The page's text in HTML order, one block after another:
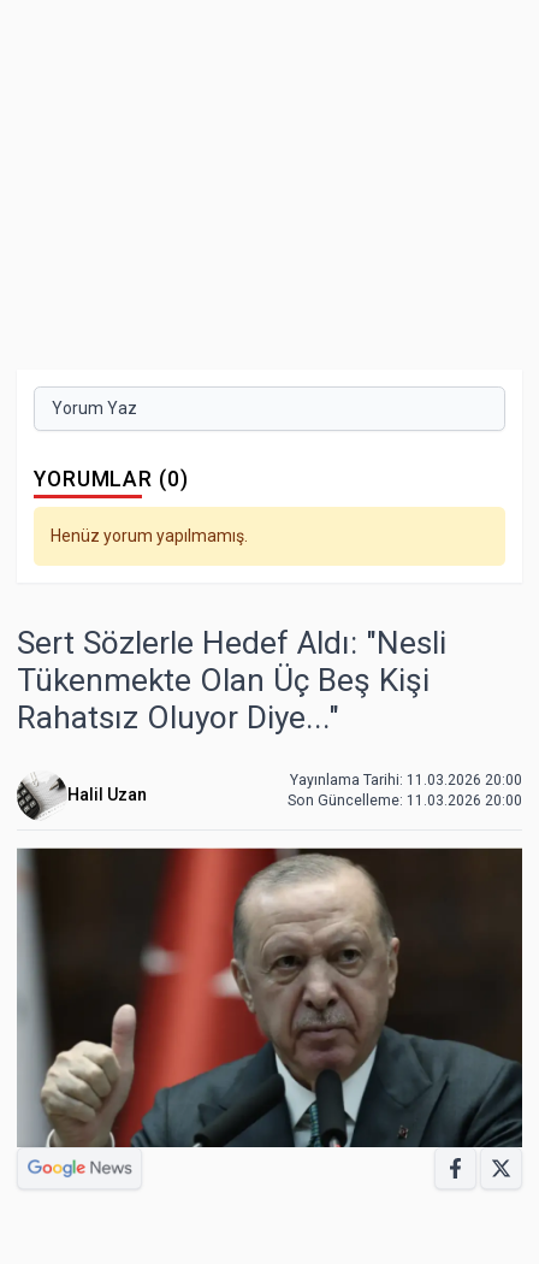
Yorum Yaz
YORUMLAR (0)
Henüz yorum yapılmamış.
Sert Sözlerle Hedef Aldı: "Nesli
Tükenmekte Olan Üç Beş Kişi
Rahatsız Oluyor Diye..."
Halil Uzan
Yayınlama Tarihi: 11.03.2026 20:00
Son Güncelleme: 11.03.2026 20:00